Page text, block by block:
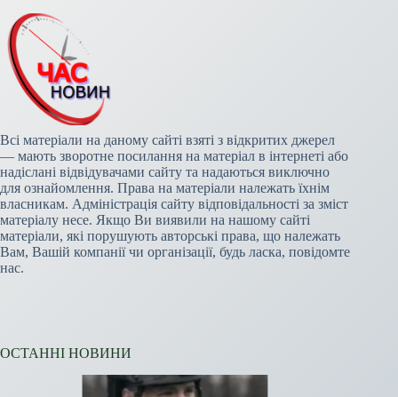
Всі матеріали на даному сайті взяті з відкритих джерел
— мають зворотне посилання на матеріал в інтернеті або
надіслані відвідувачами сайту та надаються виключно
для ознайомлення. Права на матеріали належать їхнім
власникам. Адміністрація сайту відповідальності за зміст
матеріалу несе. Якщо Ви виявили на нашому сайті
матеріали, які порушують авторські права, що належать
Вам, Вашій компанії чи організації, будь ласка, повідомте
нас.
ОСТАННІ НОВИНИ